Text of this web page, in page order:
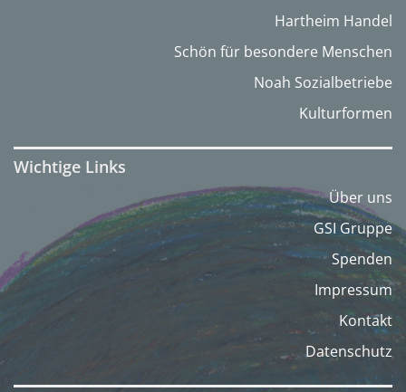
Hartheim Handel
Schön für besondere Menschen
Noah Sozialbetriebe
Kulturformen
Wichtige Links
Über uns
GSI Gruppe
Spenden
Impressum
Kontakt
Datenschutz